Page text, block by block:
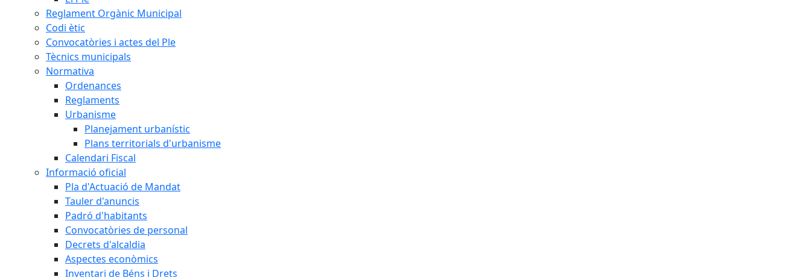
Reglament Orgànic Municipal
Codi ètic
Convocatòries i actes del Ple
Tècnics municipals
Normativa
Ordenances
Reglaments
Urbanisme
Planejament urbanístic
Plans territorials d'urbanisme
Calendari Fiscal
Informació oficial
Pla d'Actuació de Mandat
Tauler d'anuncis
Padró d'habitants
Convocatòries de personal
Decrets d'alcaldia
Aspectes econòmics
Inventari de Béns i Drets